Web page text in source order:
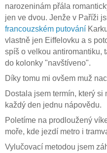
narozeninám přála
jen ve dvou. Jenže v Paříži
francouzském putování
vlastně jen Eiffelovku a s
spíš o velkou antiromantiku,
do kolonky "navštíveno".
Díky tomu mi ovšem muž
Dostala jsem termín, který si
každý den jednu nápovědu.
Poletíme na prodloužený
moře, kde jezdí metro i
Vylučovací metodou jsem